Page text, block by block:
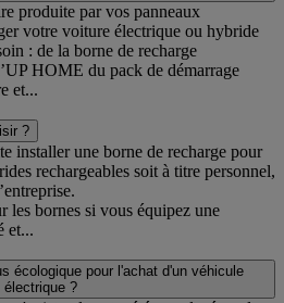
produite par vos panneaux
votre voiture électrique ou hybride
: de la borne de recharge
HOME du pack de démarrage
et...
?
installer une borne de recharge pour
rechargeables soit à titre personnel,
les bornes si vous équipez une
et...
écologique pour l'achat d'un véhicule
électrique ?